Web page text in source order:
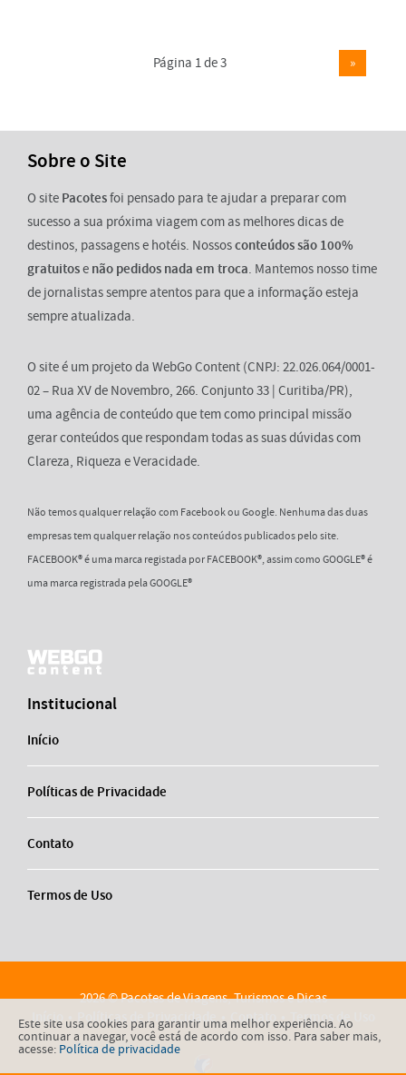
Página 1 de 3 »
Sobre o Site
O site Pacotesfoi pensado para te ajudar a preparar com
sucesso a sua próxima viagem com as melhores dicas de
destinos, passagens e hotéis. Nossosconteúdos são 100%
gratuitose não pedidos nada em troca. Mantemos nosso time
de jornalistas sempre atentos para que a informação esteja
sempre atualizada.
O site é um projeto da WebGo Content (CNPJ: 22.026.064/0001-
02 – Rua XV de Novembro, 266. Conjunto 33 | Curitiba/PR),
uma agência de conteúdo que tem como principal missão
gerar conteúdos que respondam todas as suas dúvidas com
Clareza, Riqueza e Veracidade.
Não temos qualquer relação com Facebook ou Google. Nenhuma das duas
empresas tem qualquer relação nos conteúdos publicados pelo site.
FACEBOOK® é uma marca registada por FACEBOOK®, assim como GOOGLE® é
uma marca registrada pela GOOGLE®
Institucional
Início
Políticas de Privacidade
Contato
Termos de Uso
2026 © Pacotes de Viagens, Turismos e Dicas
Início
Políticas de Privacidade Contato Termos de Uso
Este site usa cookies para garantir uma melhor experiência. Ao
continuar a navegar, você está de acordo com isso. Para saber mais,
acesse: Política de privacidade